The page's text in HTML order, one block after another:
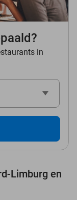
in
Limburg en